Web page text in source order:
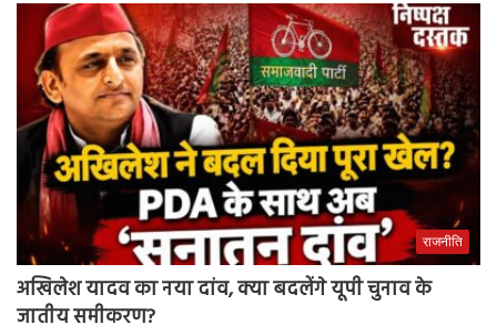
राजनीति
अखिलेश यादव का नया दांव, क्या बदलेंगे यूपी चुनाव के
जातीय समीकरण?